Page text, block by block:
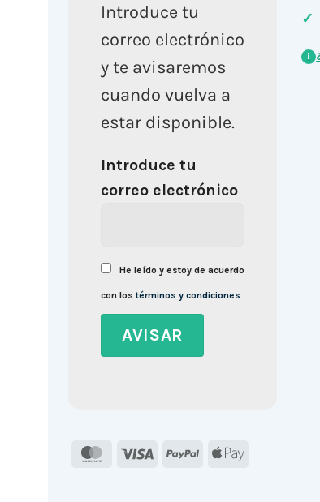
Introduce tu
correo electrónico
y te avisaremos
cuando vuelva a
estar disponible.
Introduce tu
correo electrónico
He leído y estoy de acuerdo
con lostérminos y condiciones
MasterCard
Visa PayPal Apple
✓
i